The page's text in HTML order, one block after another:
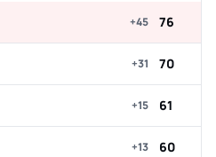
+45 76
+31 70
+15 61
+13 60